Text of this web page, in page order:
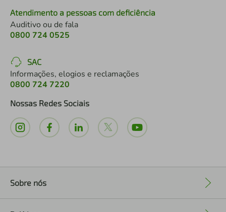
Atendimento a pessoas com deficiência
Auditivo ou de fala
0800 724 0525
SAC
Informações, elogios e reclamações
0800 724 7220
Nossas Redes Sociais
Sobre nós